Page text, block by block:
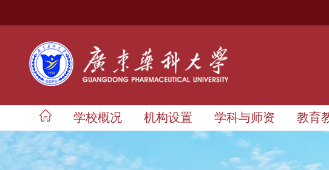
学校概况 机构设置 学科与师资 教育